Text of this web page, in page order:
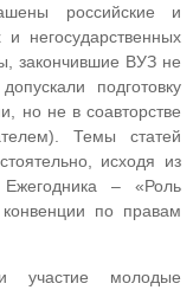
российские и
и негосударственных
закончившие ВУЗ не
подготовку
но не в соавторстве
Темы статей
исходя из
– «Роль
по правам
участие молодые